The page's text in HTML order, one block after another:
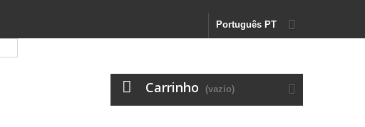
Português PT
Carrinho (vazio)